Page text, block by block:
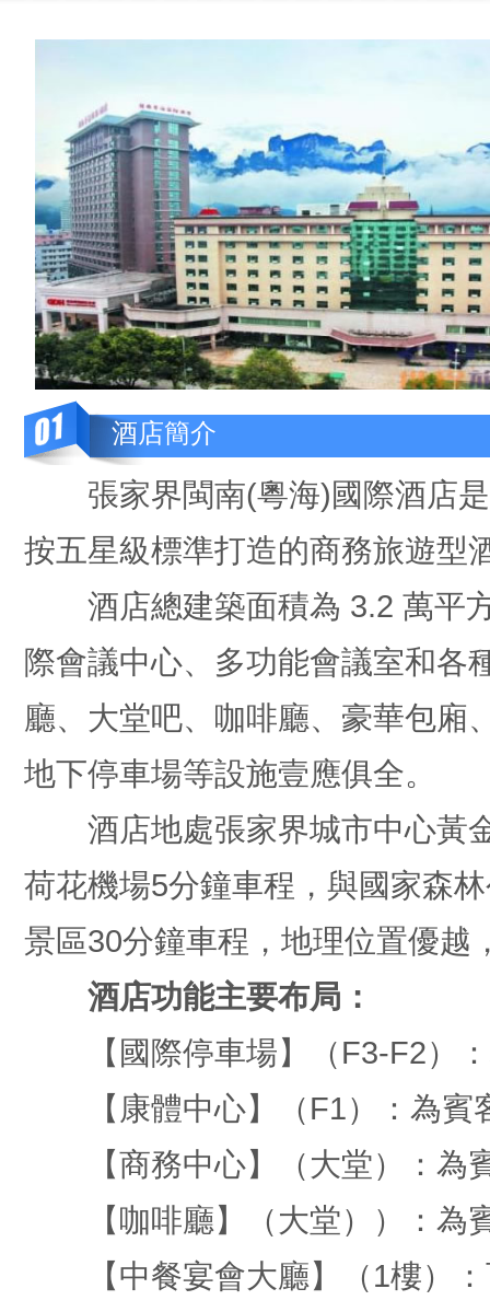
酒店簡介
張家界閩南(粵海)國際酒店是
按五星級標準打造的商務旅遊
酒店總建築面積為 3.2 萬平方
際會議中心、多功能會議室和各
廳、大堂吧、咖啡廳、豪華包廂
地下停車場等設施壹應俱全。
酒店地處張家界城市中心黃金
荷花機場5分鐘車程，與國家森
景區30分鐘車程，地理位置優越
酒店功能主要布局：
【國際停車場】（F3-F2）：
【康體中心】（F1）：為賓
【商務中心】（大堂）：為
【咖啡廳】（大堂））：為
【中餐宴會大廳】（1樓）：